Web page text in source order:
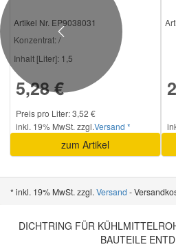
Artikel Nr. EP9038031
Konzentrat: /
Inhalt [Liter]: 1,5
5,28 €
Preis pro Liter: 3,52 €
inkl. 19% MwSt. zzgl.Versand *
zum Artikel
Previous
* inkl. 19% MwSt. zzgl. Versand -
DICHTRING FÜR
BAUTEILE